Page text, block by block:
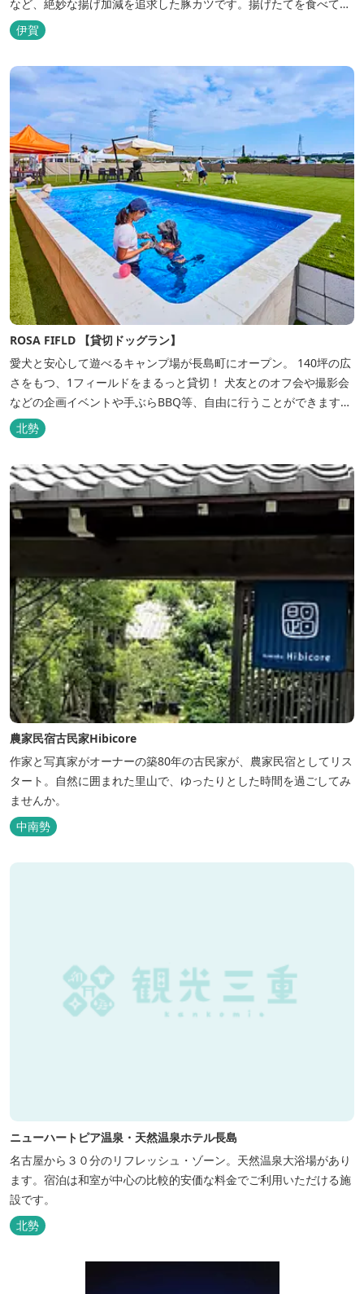
など、絶妙な揚げ加減を追求した豚カツです。揚げたてを食べてい
ただくために、注文後じっくり揚げてお出ししています。 ★手作
りのお蕎麦をお楽しみいただけます！ お蕎麦は毎日お店で打ってつ
くっております。北海道や三重のそば粉を使用してつくる、喉ごし
の良い昔ながらのお蕎麦...
伊賀
ROSA FIFLD 【貸切ドッグラン】
愛犬と安心して遊べるキャンプ場が長島町にオープン。 140坪の広
さをもつ、1フィールドをまるっと貸切！ 犬友とのオフ会や撮影会
などの企画イベントや手ぶらBBQ等、自由に行うことができます。
フードメニューも豊富で手ぶらでBBQを予算に合わせてお選びいた
だき、楽しんでいただくことがてぎます。 ドックランは全面人工芝
で水はけもよく、ワンちゃんの汚れを気にすることなく自由に遊
べ、エリア...
北勢
農家民宿古民家Hibicore
作家と写真家がオーナーの築80年の古民家が、農家民宿としてリス
タート。自然に囲まれた里山で、ゆったりとした時間を過ごしてみ
ませんか。
中南勢
ニューハートピア温泉・天然温泉ホテル長島
名古屋から３０分のリフレッシュ・ゾーン。天然温泉大浴場があり
ます。宿泊は和室が中心の比較的安価な料金でご利用いただける施
設です。
北勢